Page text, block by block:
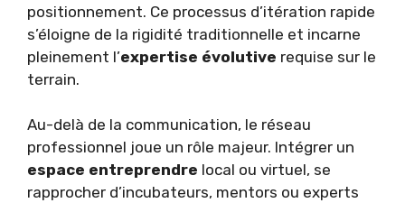
positionnement. Ce processus d’itération rapide
s’éloigne de la rigidité traditionnelle et incarne
pleinement l’expertise évolutive requise sur le
terrain.
Au-delà de la communication, le réseau
professionnel joue un rôle majeur. Intégrer un
espace entreprendre local ou virtuel, se
rapprocher d’incubateurs, mentors ou experts